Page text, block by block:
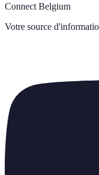
Connect Belgium
Votre source